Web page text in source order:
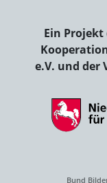
Ein Projekt
e.V. und der
Bund